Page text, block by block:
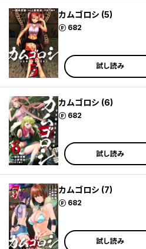
カムゴロシ (5)
682
ポイント
試し読み
カムゴロシ (6)
682
ポイント
試し読み
カムゴロシ (7)
682
ポイント
試し読み